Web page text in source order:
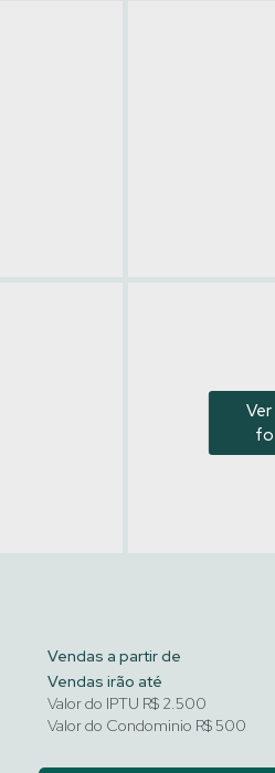
Vendas a partir de
Vendas irão até
Valor do IPTU R$ 2.500
Valor do Condominio R$500